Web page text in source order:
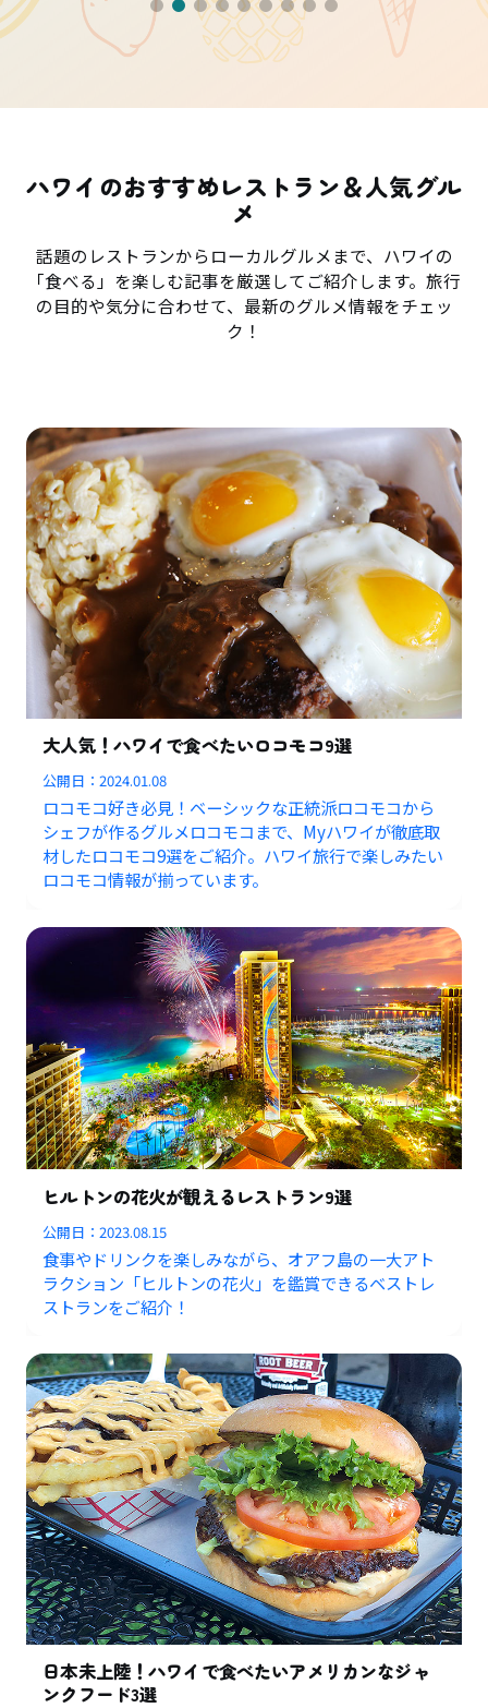
ハワイのおすすめレストラン＆人気グル
メ
話題のレストランからローカルグルメまで、ハワイの
「食べる」を楽しむ記事を厳選してご紹介します。旅行
の目的や気分に合わせて、最新のグルメ情報をチェッ
ク！
大人気！ハワイで食べたいロコモコ9選
公開日：2024.01.08
ロコモコ好き必見！ベーシックな正統派ロコモコから
シェフが作るグルメロコモコまで、Myハワイが徹底取
材したロコモコ9選をご紹介。ハワイ旅行で楽しみたい
ロコモコ情報が揃っています。
ヒルトンの花火が観えるレストラン9選
公開日：2023.08.15
食事やドリンクを楽しみながら、オアフ島の一大アト
ラクション「ヒルトンの花火」を鑑賞できるベストレ
ストランをご紹介！
日本未上陸！ハワイで食べたいアメリカンなジャ
ンクフード3選